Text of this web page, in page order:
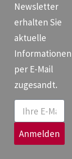
Newsletter
erhalten Sie
aktuelle
Informationen
per E-Mail
zugesandt.
Anmelden